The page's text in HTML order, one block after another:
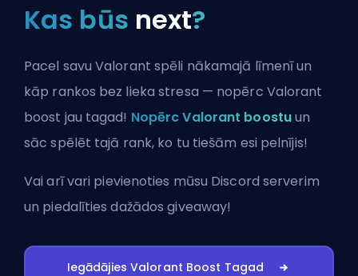
Kas būs next?
Pacel savu Valorant spēli nākamajā līmenī un
kāp rankos bez lieka stresa — nopērc Valorant
boost jau tagad! Nopērc Valorant boostuun
sāc spēlēt tajā rank, ko tu tiešām esi pelnījis!
Vai arī vari pievienoties mūsu Discord serverim
un piedalīties dažādos giveaway!
Iegādājies Valorant Boost Tagad